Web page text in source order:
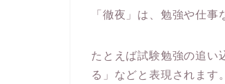
「徹夜」は、勉強や仕
たとえば試験勉強の追い
る」などと表現されます。